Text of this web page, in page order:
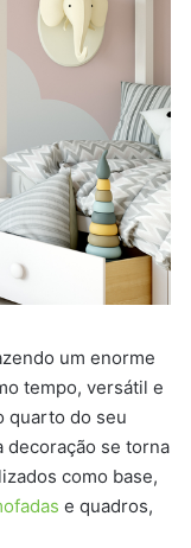
um enorme
tempo, versátil e
quarto do seu
decoração se torna
como base,
e quadros,